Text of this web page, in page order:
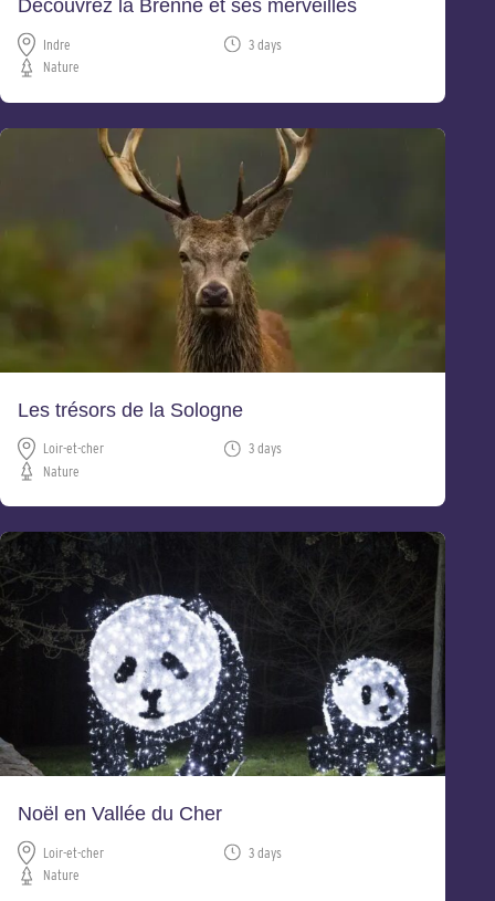
Découvrez la Brenne et ses merveilles
Indre
3 days
Nature
Les trésors de la Sologne
Loir-et-cher
3 days
Nature
Noël en Vallée du Cher
Loir-et-cher
3 days
Nature